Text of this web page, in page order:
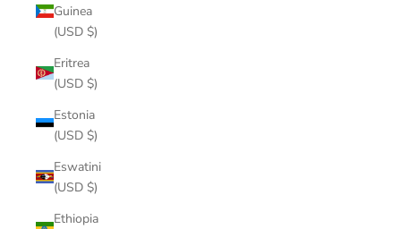
Guinea
(USD $)
Eritrea
(USD $)
Estonia
(USD $)
Eswatini
(USD $)
Ethiopia